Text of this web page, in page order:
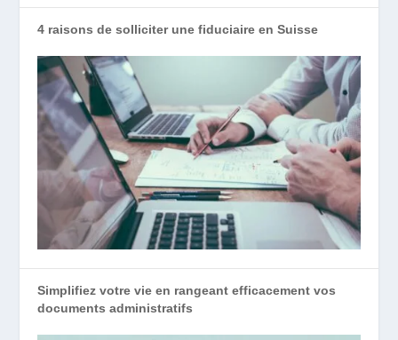
4 raisons de solliciter une fiduciaire en Suisse
Simplifiez votre vie en rangeant efficacement vos
documents administratifs